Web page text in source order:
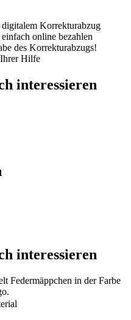
digitalem Korrekturabzug
online bezahlen
des Korrekturabzugs!
Hilfe
interessieren
interessieren